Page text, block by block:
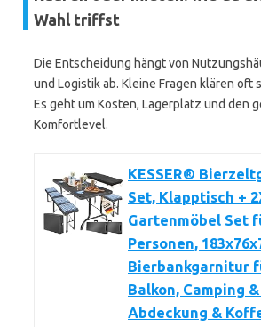
Wahl triffst
Die Entscheidung hängt von
und Logistik ab. Kleine Fragen klären oft
Es geht um Kosten, Lagerplatz und den
Komfortlevel.
KESSER®
Set, Klapptisch +
Gartenmöbel Set
Personen,
Bierbankgarnitur
Balkon, Camping
Abdeckung &